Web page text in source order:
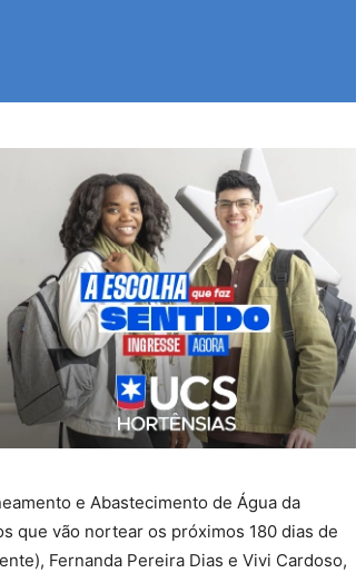
e Abastecimento de Água da
que vão nortear os próximos 180 dias de
Fernanda Pereira Dias e Vivi Cardoso,